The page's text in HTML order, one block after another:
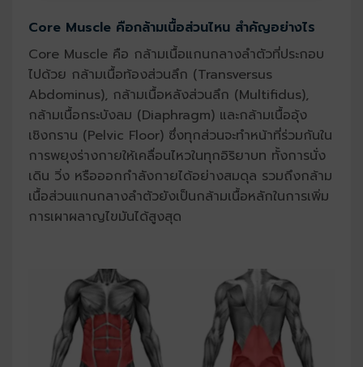
Core Muscle คือกล้ามเนื้อส่วนไหน สำคัญอย่างไร
Core Muscle คือ กล้ามเนื้อแกนกลางลำตัวที่ประกอบ
ไปด้วย กล้ามเนื้อท้องส่วนลึก (Transversus
Abdominus), กล้ามเนื้อหลังส่วนลึก (Multifidus),
กล้ามเนื้อกระบังลม (Diaphragm) และกล้ามเนื้ออุ้ง
เชิงกราน (Pelvic Floor) ซึ่งทุกส่วนจะทำหน้าที่ร่วมกันใน
การพยุงร่างกายให้เคลื่อนไหวในทุกอิริยาบท ทั้งการนั่ง
เดิน วิ่ง หรือออกกำลังกายได้อย่างสมดุล รวมถึงกล้าม
เนื้อส่วนแกนกลางลำตัวยังเป็นกล้ามเนื้อหลักในการเพิ่ม
การเผาผลาญไขมันได้สูงสุด